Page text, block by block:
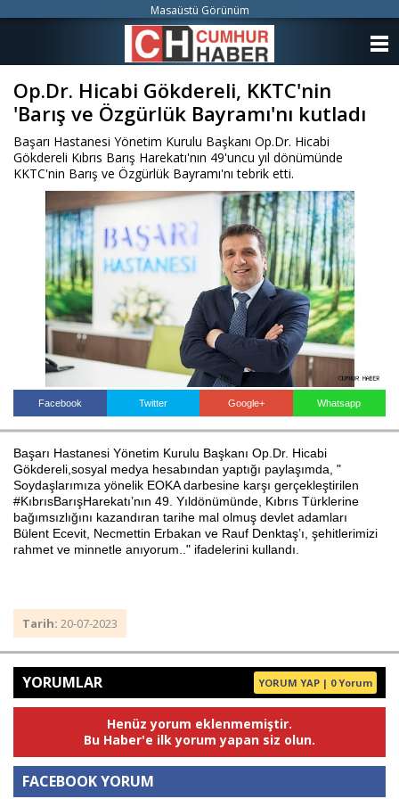
Op.Dr. Hicabi Gökdereli, KKTC'nin
'Barış ve Özgürlük Bayramı'nı kutladı
Başarı Hastanesi Yönetim Kurulu Başkanı Op.Dr. Hicabi
Gökdereli Kıbrıs Barış Harekatı'nın 49'uncu yıl dönümünde
KKTC'nin Barış ve Özgürlük Bayramı'nı tebrik etti.
Facebook Twitter Google+ Whatsapp
Başarı Hastanesi Yönetim Kurulu Başkanı Op.Dr. Hicabi
Gökdereli,sosyal medya hesabından yaptığı paylaşımda, "
Soydaşlarımıza yönelik EOKA darbesine karşı gerçekleştirilen
#KıbrısBarışHarekatı’nın 49. Yıldönümünde, Kıbrıs Türklerine
bağımsızlığını kazandıran tarihe mal olmuş devlet adamları
Bülent Ecevit, Necmettin Erbakan ve Rauf Denktaş’ı, şehitlerimizi
rahmet ve minnetle anıyorum.." ifadelerini kullandı.
Tarih: 20-07-2023
YORUMLAR YORUM YAP | 0 Yorum
Henüz yorum eklenmemiştir.
Bu Haber'e ilk yorum yapan siz olun.
FACEBOOK YORUM
Masaüstü Görünüm
KATEGORİLER
ANKETLER
FOTO GALERİ
VİDEO GALERİ
KÜNYE
İLETİŞİM
Haberin Doğru Adresi.